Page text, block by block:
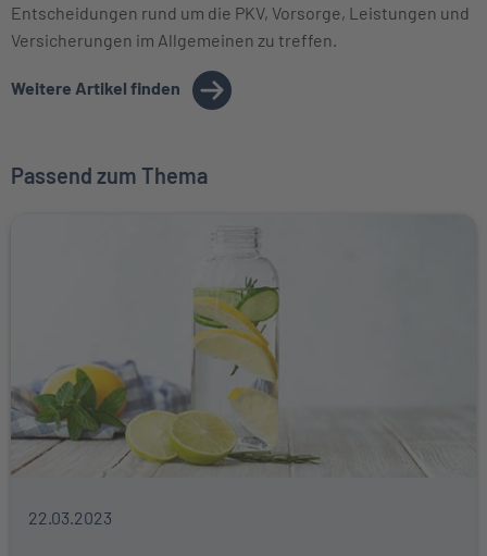
Entscheidungen rund um die PKV, Vorsorge, Leistungen und
Versicherungen im Allgemeinen zu treffen.
Weitere Artikel finden
Passend zum Thema
22.03.2023